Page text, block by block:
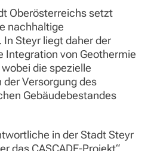
Oberösterreichs setzt
nachhaltige
Steyr liegt daher der
Integration von Geothermie
die spezielle
Versorgung des
Gebäudebestandes
in der Stadt Steyr
das CASCADE-Projekt“,